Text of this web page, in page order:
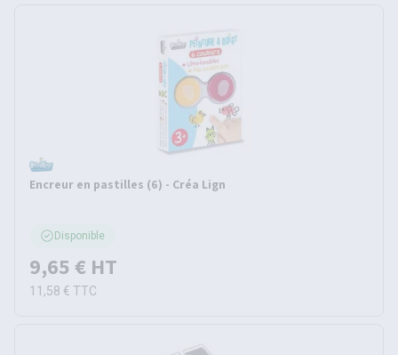
Encreur en pastilles (6) - Créa Lign
Disponible
9,65 € HT
11,58 € TTC